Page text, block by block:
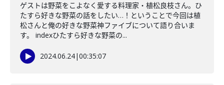
ゲストは野菜をこよなく愛する料理家・植松良枝さん。ひ
たすら好きな野菜の話をしたい…！ということで今回は植
松さんと俺の好きな野菜神ファイブについて語り合いま
す。 indexひたすら好きな野菜の...
2024.06.24|00:35:07